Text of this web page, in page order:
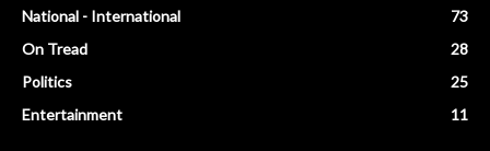
National - International
73
On Tread
28
Politics
25
Entertainment
11